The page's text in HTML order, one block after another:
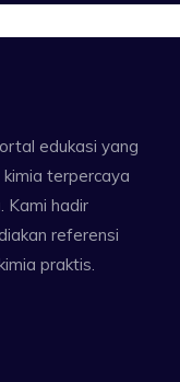
edukasi yang
terpercaya
Kami hadir
referensi
praktis.